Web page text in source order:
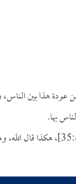
عودة هذا بين
بها.
[العنكبوت:35]، هكذا